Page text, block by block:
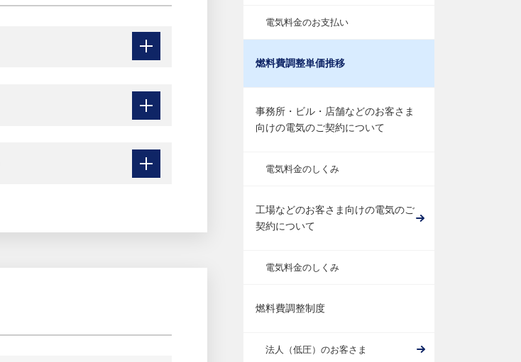
電気料金のお支払い
燃料費調整単価推移
事務所・ビル・店舗などのお客さま
向けの電気のご契約について
電気料金のしくみ
工場などのお客さま向けの電気のご
契約について
電気料金のしくみ
燃料費調整制度
法人（低圧）のお客さま